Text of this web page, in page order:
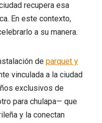
recupera esa
En este contexto,
a su manera.
de parquet y
vinculada a la ciudad
exclusivos de
para chulapa— que
y la conectan